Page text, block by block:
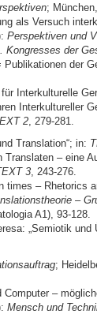
;
als Versuch
Perspektiven und
Kongresses der
Publikationen der
Interkulturelle
Interkultureller
2 , 279-281.
Translation“; in:
– eine
3 , 243-276.
times – Rhetorics
–
A1), 93-128.
„Semiotik und
;
–
Mensch und